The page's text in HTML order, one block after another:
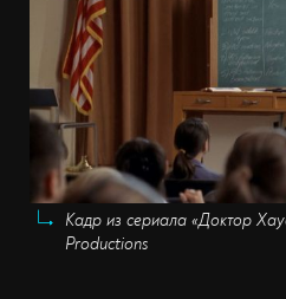
Кадр из сериала «Доктор
Productions